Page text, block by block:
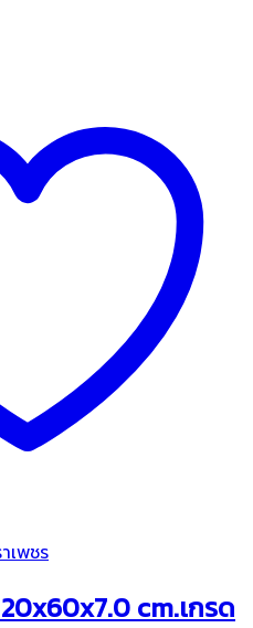
เพชร
cm.เกรด